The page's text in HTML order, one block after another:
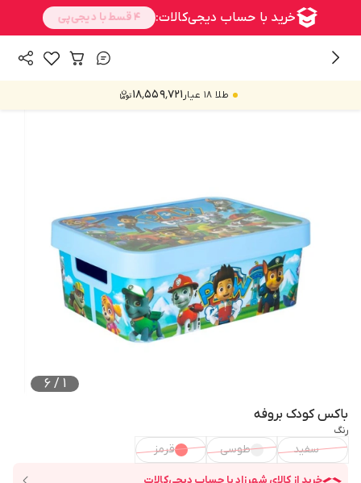
طلا ۱۸ عیار ۱۸٬۵۵۹٬۷۲۱
1
/
6
باکس کودک بروفه
رنگ
سفید طوسی قرمز